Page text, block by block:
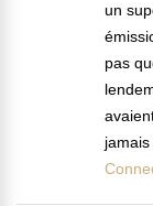
un
pas